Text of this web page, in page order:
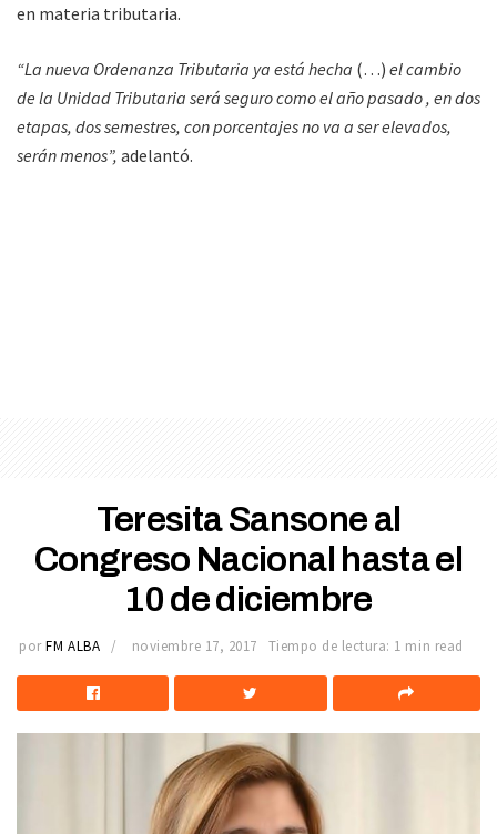
en materia tributaria.
“La nueva Ordenanza Tributaria ya está hecha (…) el cambio
de la Unidad Tributaria será seguro como el año pasado , en dos
etapas, dos semestres, con porcentajes no va a ser elevados,
serán menos”, adelantó.
Teresita Sansone al
Congreso Nacional hasta el
10 de diciembre
por FM ALBA noviembre 17, 2017 Tiempo de lectura: 1 min read